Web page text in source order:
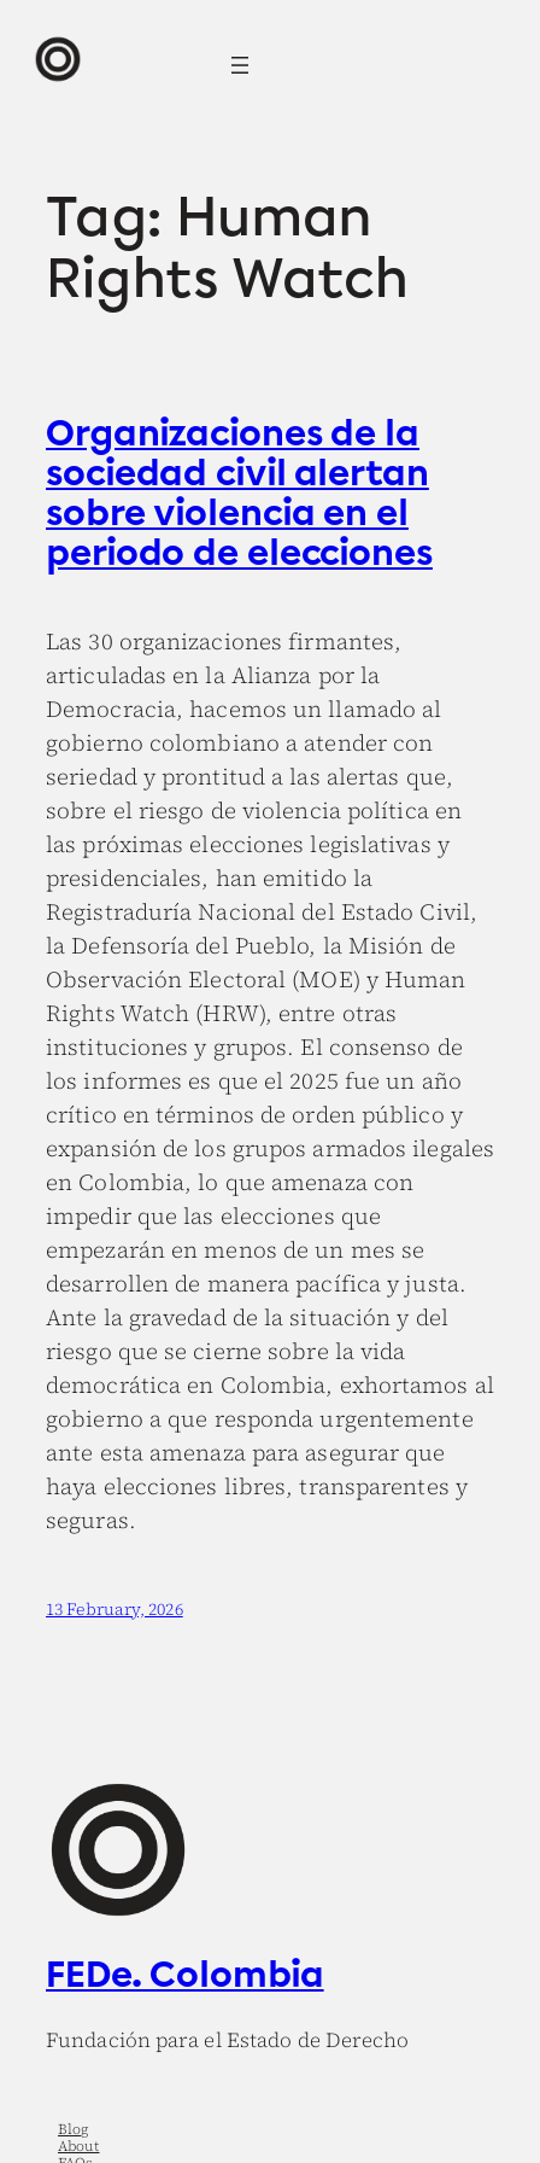
content
Tag: Human
Rights Watch
Organizaciones de la
sociedad civil alertan
sobre violencia en el
periodo de elecciones
Las 30 organizaciones firmantes,
articuladas en la Alianza por la
Democracia, hacemos un llamado al
gobierno colombiano a atender con
seriedad y prontitud a las alertas que,
sobre el riesgo de violencia política en
las próximas elecciones legislativas y
presidenciales, han emitido la
Registraduría Nacional del Estado Civil,
la Defensoría del Pueblo, la Misión de
Observación Electoral (MOE) y Human
Rights Watch (HRW), entre otras
instituciones y grupos. El consenso de
los informes es que el 2025 fue un año
crítico en términos de orden público y
expansión de los grupos armados ilegales
en Colombia, lo que amenaza con
impedir que las elecciones que
empezarán en menos de un mes se
desarrollen de manera pacífica y justa.
Ante la gravedad de la situación y del
riesgo que se cierne sobre la vida
democrática en Colombia, exhortamos al
gobierno a que responda urgentemente
ante esta amenaza para asegurar que
haya elecciones libres, transparentes y
seguras.
13 February, 2026
FEDe. Colombia
Fundación para el Estado de Derecho
Blog
About